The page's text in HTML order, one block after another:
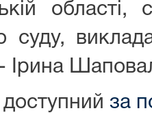
області,
суду,
- Ірина
за